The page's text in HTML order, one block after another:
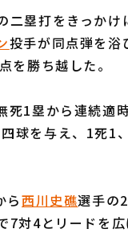
二塁打をきっか
投手が同点弾を
を勝ち越した。
1塁から連続適
球を与え、1死1
ら西川史礁選手の
7対4とリードを